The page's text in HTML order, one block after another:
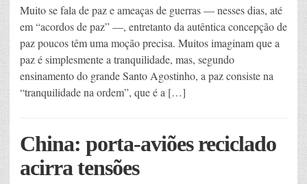
Muito se fala de paz e ameaças de guerras — nesses dias, até
em “acordos de paz” —, entretanto da autêntica concepção de
paz poucos têm uma moção precisa. Muitos imaginam que a
paz é simplesmente a tranquilidade, mas, segundo
ensinamento do grande Santo Agostinho, a paz consiste na
“tranquilidade na ordem”, que é a […]
China: porta-aviões reciclado
acirra tensões